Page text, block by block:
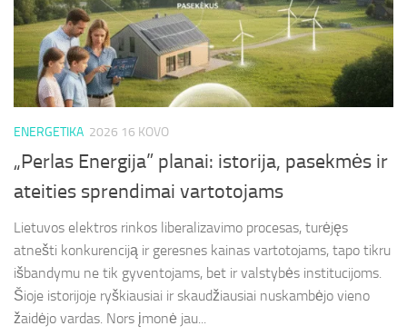
ENERGETIKA 2026 16 KOVO
„Perlas Energija” planai: istorija, pasekmės ir
ateities sprendimai vartotojams
Lietuvos elektros rinkos liberalizavimo procesas, turėjęs
atnešti konkurenciją ir geresnes kainas vartotojams, tapo tikru
išbandymu ne tik gyventojams, bet ir valstybės institucijoms.
Šioje istorijoje ryškiausiai ir skaudžiausiai nuskambėjo vieno
žaidėjo vardas. Nors įmonė jau...